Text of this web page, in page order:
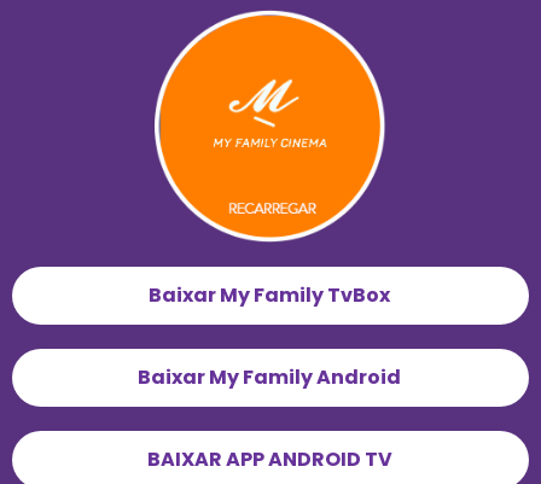
Baixar My Family TvBox
Baixar My Family Android
BAIXAR APP ANDROID TV